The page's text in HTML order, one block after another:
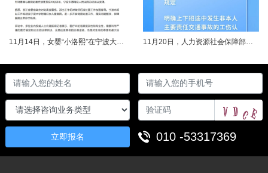
11月14日，女婴“小洛熙”在宁波大学附属妇女儿童医院接受心脏手术后不幸离世，连日来牵动着很多人的心，引发社会关注。记者了解到，从11月17日起，宁波市就成立了调查组并进行全面调查。12月14日，初步调查结果公布，相关人员受到处理。根据家属要求，宁波市委托湖北崇新司法鉴定中心进行尸检。12月19日，在第三方公证机构公证下，尸检报告移交“小洛熙”家属。针对家属就手术治疗过程提出的质疑，根据《医疗事故...... 11月20日，人力资源社会保障部对外发布关于执行《工伤保险条例》若干问题的意见（三），进一步解决工伤保险实践问题，更好保障职工和用人单位合法权益。意见（三）明确职工工伤医疗救治中受到医疗侵权、居家工作、上下班途中发生非本人主要责任交通事故等5类情形工伤认定及认定依据。其中包括：职工因工作原因受到事故伤害或患职业病，在治疗过程中，医疗机构的医疗侵权并不影响原工伤事故或职业病的工伤认定；按照单位安排居......
立即报名 010 -53317369